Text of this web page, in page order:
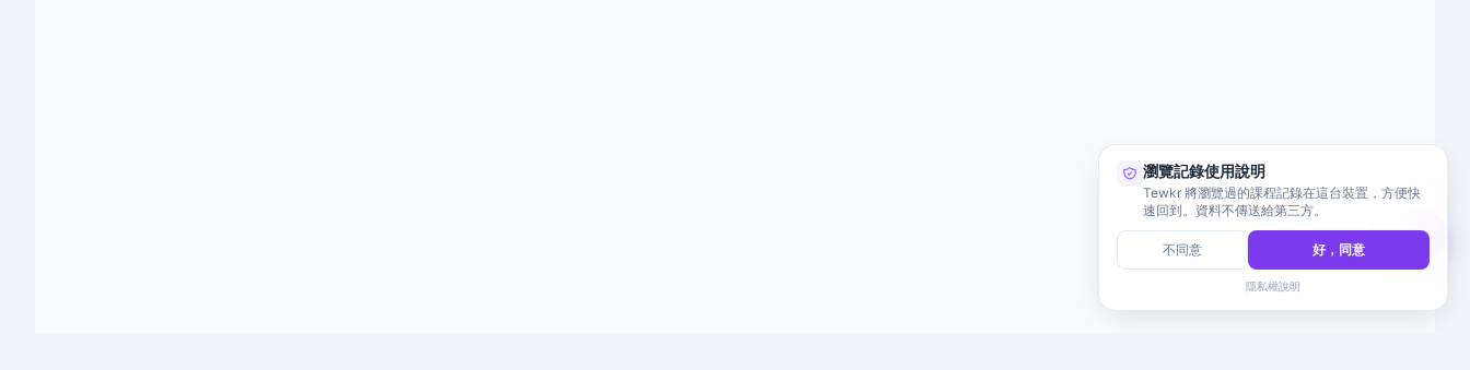
瀏覽記錄使用說明
Tewkr 將瀏覽過的課程記錄在這台裝置，方便快
速回到。資料不傳送給第三方。
不同意 好，同意
隱私權說明